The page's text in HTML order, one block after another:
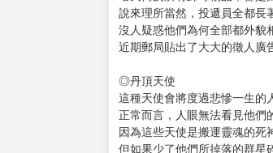
暗天街的真相終於要重見天
◎暗天街
與外界斷絕音訊，妖在其中蔓
不過，經常舉辦地區活動的商
在這塊地方，隨時發生任何事
◎信差